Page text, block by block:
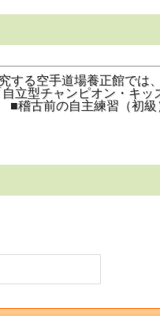
る空手道場養正館では
立型チャンピオン・キッ
■稽古前の自主練習（初